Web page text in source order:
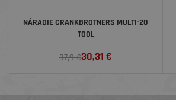
NÁRADIE CRANKBROTNERS MULTI-20
TOOL
37,9 €30,31 €